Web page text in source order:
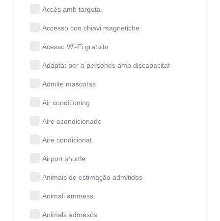
Accés amb targeta
Accesso con chiavi magnetiche
Acesso Wi-Fi gratuito
Adaptat per a persones amb discapacitat
Admite mascotas
Air conditioning
Aire acondicionado
Aire condicionat
Airport shuttle
Animais de estimação admitidos
Animali ammessi
Animals admesos